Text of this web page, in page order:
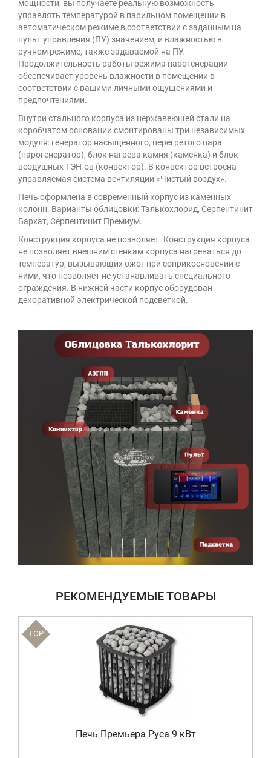
мощности, вы получаете реальную возможность
управлять температурой в парильном помещении в
автоматическом режиме в соответствии с заданным на
пульт управления (ПУ) значением, и влажностью в
ручном режиме, также задаваемой на ПУ.
Продолжительность работы режима парогенерации
обеспечивает уровень влажности в помещении в
соответствии с вашими личными ощущениями и
предпочтениями.
Внутри стального корпуса из нержавеющей стали на
коробчатом основании смонтированы три независимых
модуля: генератор насыщенного, перегретого пара
(парогенератор), блок нагрева камня (каменка) и блок
воздушных ТЭН-ов (конвектор). В конвектор встроена
управляемая система вентиляции «Чистый воздух».
Печь оформлена в современный корпус из каменных
колонн. Варианты облицовки:Талькохлорид, Серпентинит
Бархат, Серпентинит Премиум.
Конструкция корпуса не позволяет. Конструкция корпуса
не позволяет внешним стенкам корпуса нагреваться до
температур, вызывающих ожог при соприкосновении с
ними, что позволяет не устанавливать специального
ограждения. В нижней части корпус оборудован
декоративной электрической подсветкой.
РЕКОМЕНДУЕМЫЕ ТОВАРЫ
TOP
Печь Премьера Руса 9 кВт